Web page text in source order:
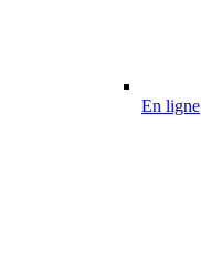
En ligne